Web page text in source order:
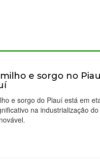
e sorgo no
e sorgo do Piauí está em
na industrialização